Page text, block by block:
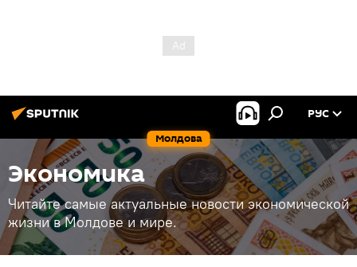
Молдова
РУС
Экономика
Читайте самые актуальные новости экономической
жизни в Молдове и мире.